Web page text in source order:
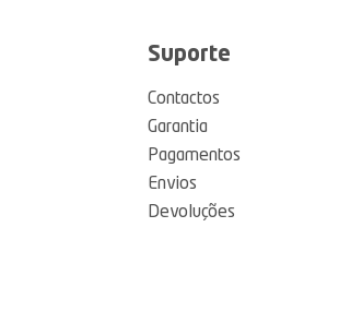
Suporte
Contactos
Garantia
Pagamentos
Envios
Devoluções